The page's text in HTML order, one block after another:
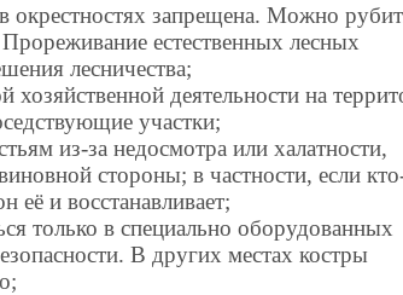
окрестностях запрещена. Можно
естественных лесных
лесничества;
деятельности на
участки;
из-за недосмотра или халатности,
стороны; в частности, если
её и восстанавливает;
только в специально оборудованных
В других местах костры